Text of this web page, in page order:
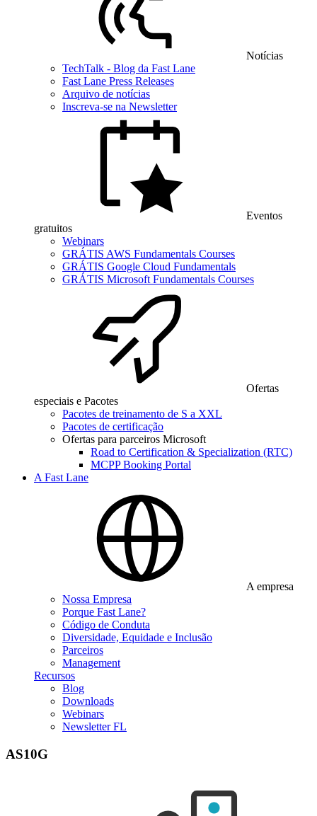
Notícias
TechTalk - Blog da Fast Lane
Fast Lane Press Releases
Arquivo de notícias
Inscreva-se na Newsletter
Eventos
gratuitos
Webinars
GRÁTIS AWS Fundamentals Courses
GRÁTIS Google Cloud Fundamentals
GRÁTIS Microsoft Fundamentals Courses
Ofertas
especiais e Pacotes
Pacotes de treinamento de S a XXL
Pacotes de certificação
Ofertas para parceiros Microsoft
Road to Certification & Specialization (RTC)
MCPP Booking Portal
A Fast Lane
A empresa
Nossa Empresa
Porque Fast Lane?
Código de Conduta
Diversidade, Equidade e Inclusão
Parceiros
Management
Recursos
Blog
Downloads
Webinars
Newsletter FL
AS10G